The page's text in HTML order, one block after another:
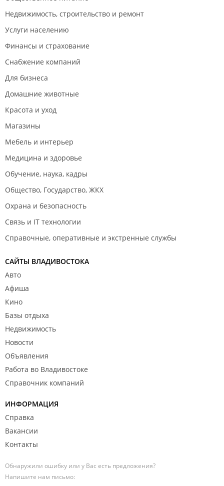
Недвижимость, строительство и ремонт
Услуги населению
Финансы и страхование
Снабжение компаний
Для бизнеса
Домашние животные
Красота и уход
Магазины
Мебель и интерьер
Медицина и здоровье
Обучение, наука, кадры
Общество, Государство, ЖКХ
Охрана и безопасность
Связь и IT технологии
Справочные, оперативные и экстренные службы
САЙТЫ ВЛАДИВОСТОКА
Авто
Афиша
Кино
Базы отдыха
Недвижимость
Новости
Объявления
Работа во Владивостоке
Справочник компаний
ИНФОРМАЦИЯ
Справка
Вакансии
Контакты
Обнаружили ошибку или у Вас есть предложения?
Напишите нам письмо: